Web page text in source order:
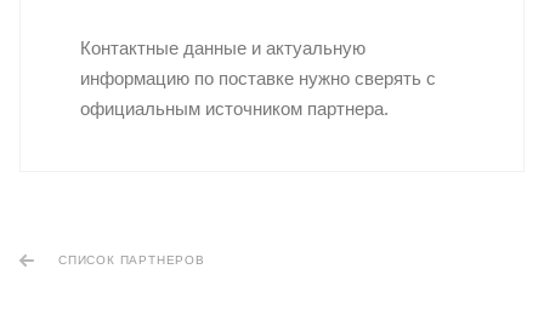
Контактные данные и актуальную
информацию по поставке нужно сверять с
официальным источником партнера.
СПИСОК ПАРТНЕРОВ